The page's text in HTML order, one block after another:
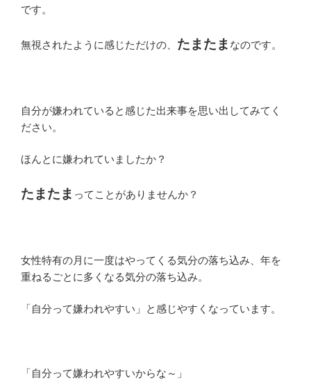
です。
無視されたように感じただけの、 たまたま なのです。
自分が嫌われていると感じた出来事を思い出してみてく
ださい。
ほんとに嫌われていましたか？
たまたま ってことがありませんか？
女性特有の月に一度はやってくる気分の落ち込み、年を
重ねるごとに多くなる気分の落ち込み。
「自分って嫌われやすい」と感じやすくなっています。
「自分って嫌われやすいからな～」